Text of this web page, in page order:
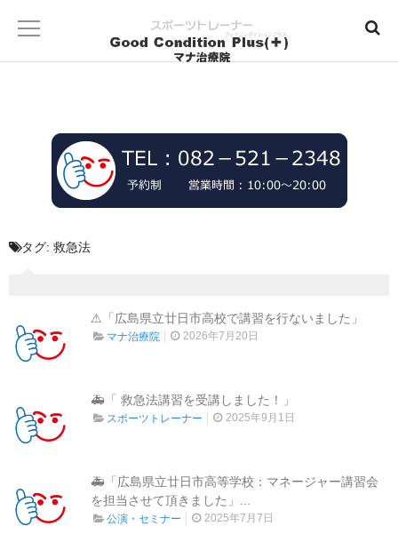
タグ: 救急法
⚠「広島県立廿日市高校で講習を行ないました」
マナ治療院 2026年7月20日
🚑「 救急法講習を受講しました！」
スポーツトレーナー 2025年9月1日
🚑「広島県立廿日市高等学校：マネージャー講習会
を担当させて頂きました」...
公演・セミナー 2025年7月7日